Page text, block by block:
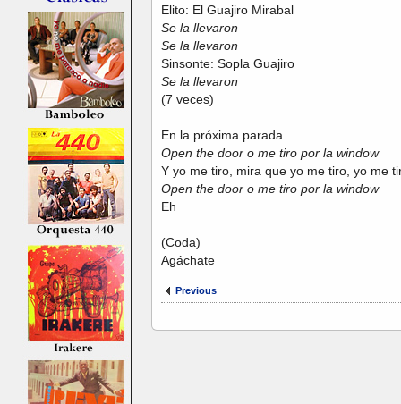
Elito: El Guajiro Mirabal
Se la llevaron
Se la llevaron
Sinsonte: Sopla Guajiro
Se la llevaron
(7 veces)
En la próxima parada
Open the door o me tiro por la window
Y yo me tiro, mira que yo me tiro, yo me
Open the door o me tiro por la window
Eh
(Coda)
Agáchate
Previous